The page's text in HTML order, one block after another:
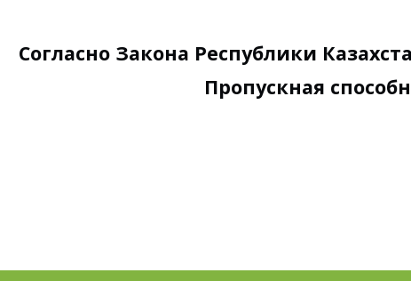
Согласно Закона Республики
Пропускная